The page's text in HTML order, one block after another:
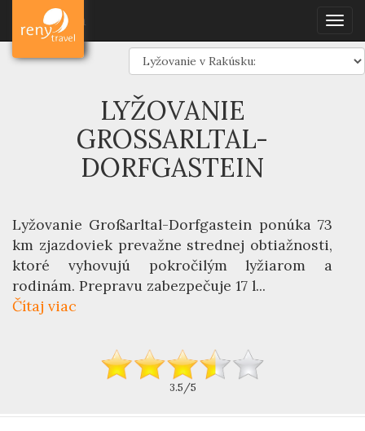
Dovolenka
Grossarltal-Dorfgastein
LYŽOVANIE
GROSSARLTAL-D
ORFGASTEIN
Lyžovanie Großarltal-Dorfgastein ponúka 73
km zjazdoviek prevažne strednej obtiažnosti,
ktoré vyhovujú pokročilým lyžiarom a
rodinám. Prepravu zabezpečuje 17 l...
Čítaj viac
3.5/5
Dovolenka